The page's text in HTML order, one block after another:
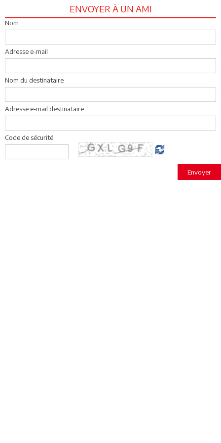
ENVOYER À UN AMI
Nom
Adresse e-mail
Nom du destinataire
Adresse e-mail destinataire
Code de sécurité
Envoyer